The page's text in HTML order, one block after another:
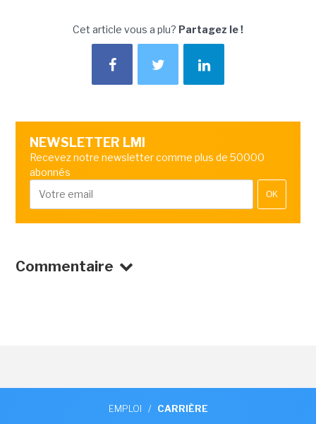
Cet article vous a plu? Partagez le !
NEWSLETTER LMI
Recevez notre newsletter comme plus de 50000
abonnés
OK
Commentaire
EMPLOI / CARRIÈRE